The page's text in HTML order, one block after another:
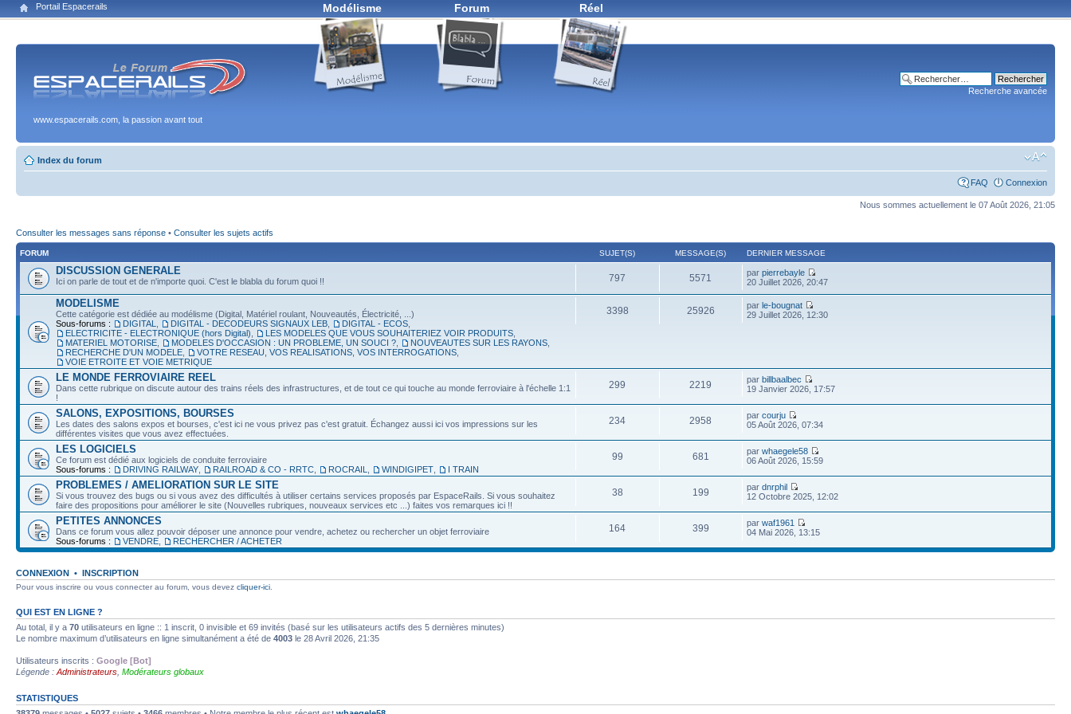
Portail Espacerails Modélisme Forum Réel
www.espacerails.com, la passion avant tout
Recherche avancée
Index du forum
FAQ Connexion
Nous sommes actuellement le 07 Août 2026, 21:05
Consulter les messages sans réponse • Consulter les sujets actifs
FORUM SUJET(S) MESSAGE(S) DERNIER MESSAGE
DISCUSSION GENERALE
Ici on parle de tout et de n'importe quoi. C'est le blabla du forum quoi !! 797 5571 parpierrebayle
20 Juillet 2026, 20:47
MODELISME
Cette catégorie est dédiée au modélisme (Digital, Matériel roulant, Nouveautés, Électricité, ...)
Sous-forums :
DIGITAL DIGITAL - DECODEURS SIGNAUX LEB DIGITAL - ECOS
ELECTRICITE - ELECTRONIQUE (hors Digital)
LES MODELES QUE VOUS SOUHAITERIEZ VOIR PRODUITS
MATERIEL MOTORISE
MODELES D'OCCASION : UN PROBLEME, UN SOUCI ? NOUVEAUTES SUR LES RAYONS
RECHERCHE D'UN MODELE
VOTRE RESEAU, VOS REALISATIONS, VOS INTERROGATIONS
VOIE ETROITE ET VOIE METRIQUE
3398 25926 parle-bougnat
29 Juillet 2026, 12:30
LE MONDE FERROVIAIRE REEL
Dans cette rubrique on discute autour des trains réels des infrastructures, et de tout ce qui touche au monde ferroviaire à l'échelle 1:1
!
299 2219 parbillbaalbec
19 Janvier 2026, 17:57
SALONS, EXPOSITIONS, BOURSES
Les dates des salons expos et bourses, c'est ici ne vous privez pas c'est gratuit. Échangez aussi ici vos impressions sur les
différentes visites que vous avez effectuées.
234 2958 parcourju
05 Août 2026, 07:34
LES LOGICIELS
Ce forum est dédié aux logiciels de conduite ferroviaire
Sous-forums :
DRIVING RAILWAY RAILROAD & CO - RRTC ROCRAIL WINDIGIPET I TRAIN
99 681 parwhaegele58
06 Août 2026, 15:59
PROBLEMES / AMELIORATION SUR LE SITE
Si vous trouvez des bugs ou si vous avez des difficultés à utiliser certains services proposés par EspaceRails. Si vous souhaitez
faire des propositions pour améliorer le site (Nouvelles rubriques, nouveaux services etc ...) faites vos remarques ici !!
38 199 pardnrphil
12 Octobre 2025, 12:02
PETITES ANNONCES
Dans ce forum vous allez pouvoir déposer une annonce pour vendre, achetez ou rechercher un objet ferroviaire
Sous-forums :
VENDRE RECHERCHER / ACHETER
164 399 parwaf1961
04 Mai 2026, 13:15
CONNEXION • INSCRIPTION
Pour vous inscrire ou vous connecter au forum, vous devez cliquer-ici
QUI EST EN LIGNE ?
Au total, il y a 70 utilisateurs en ligne :: 1 inscrit, 0 invisible et 69 invités (basé sur les utilisateurs actifs des 5 dernières minutes)
Le nombre maximum d’utilisateurs en ligne simultanément a été de 4003 le 28 Avril 2026, 21:35
Utilisateurs inscrits : Google [Bot]
Légende : Administrateurs Modérateurs globaux
STATISTIQUES